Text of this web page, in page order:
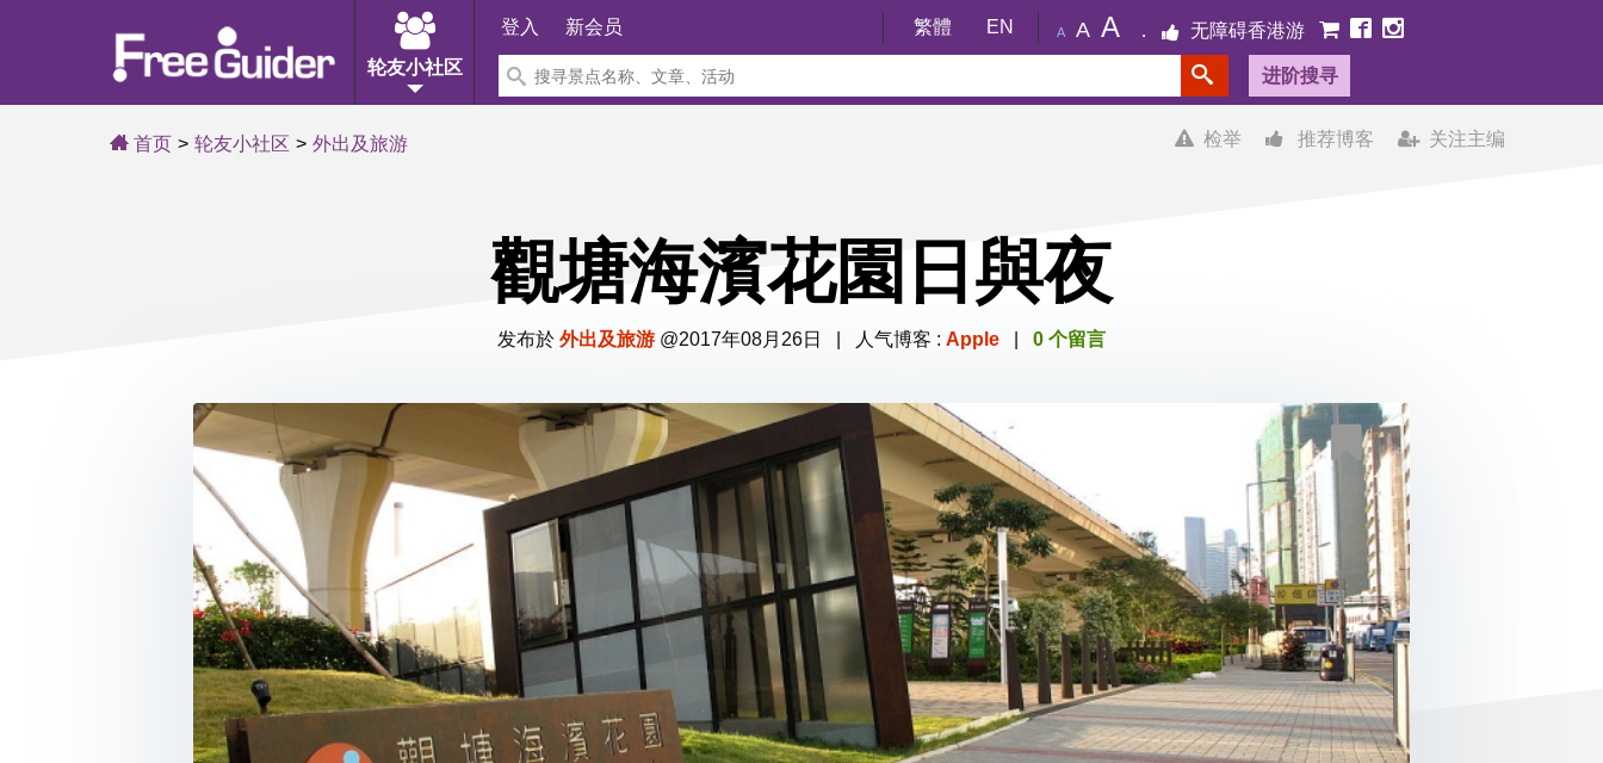
轮友小社区
登入 新会员 繁體 EN A A A 无障碍香港游
进阶搜寻
首页 轮友小社区 外出及旅游 关注主编
推荐博客
检举
觀塘海濱花園日與夜
发布於 外出及旅游 @2017年08月26日 | 人气博客 : Apple 0 个留言